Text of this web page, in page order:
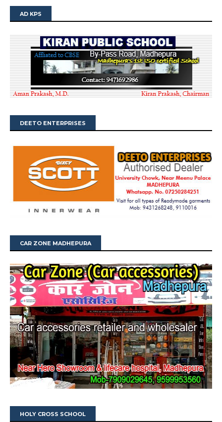
AD KPS
DEETO ENTERPRISES
CAR ZONE MADHEPURA
HOLY CROSS SCHOOL